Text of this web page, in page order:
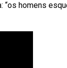
“os homens